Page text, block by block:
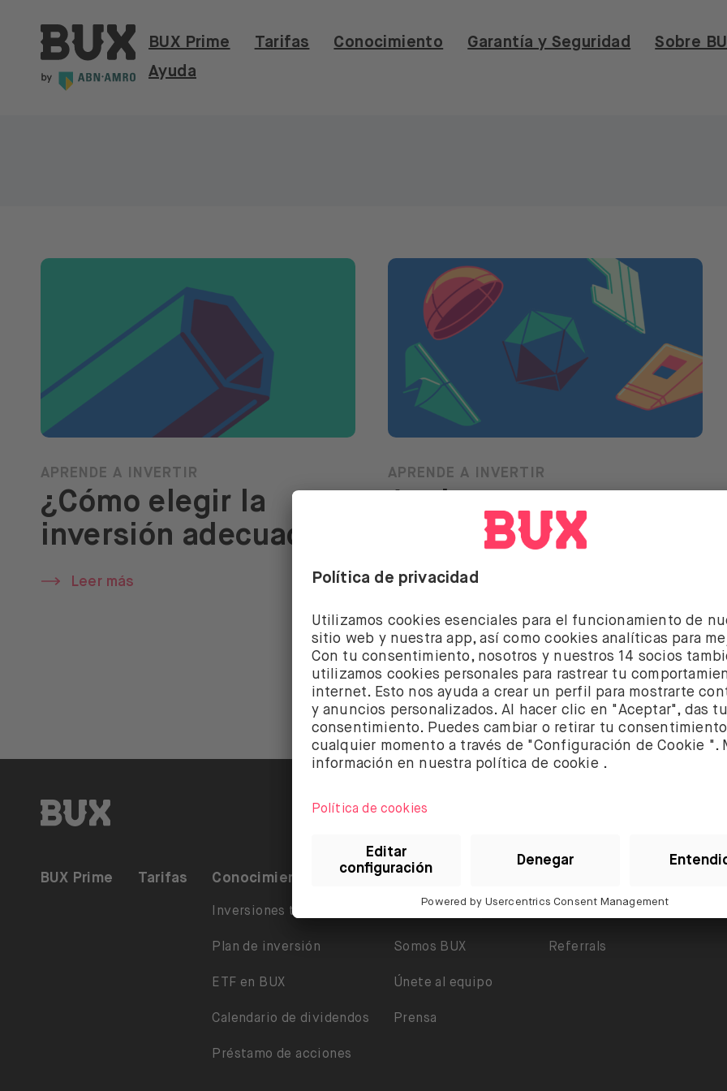
BUX | Haz más con tu dinero ES
BUX Prime Tarifas Conocimiento Garantía y Seguridad
Sobre
Ayuda
APRENDE A INVERTIR
¿Cómo elegir la
inversión adecuada?
Leer más
APRENDE A INVERTIR
Acciones
infravaloradas: 4
indicadores para
Leer más
BUX | Haz más con tu dinero ES
BUX Prime Tarifas Conocimiento
Inversiones temáticas
Plan de inversión
ETF en BUX
Calendario de dividendos
Préstamo de acciones
Garantía y Seguridad
Somos BUX
Únete al equipo
Prensa
Accesibilidad
Referrals